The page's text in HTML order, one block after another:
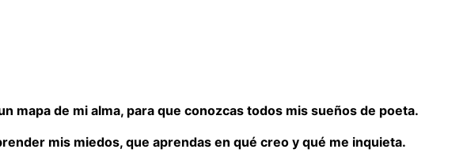
mapa de mi alma, para que conozcas todos mis sueños de poeta.
mis miedos, que aprendas en qué creo y qué me inquieta.